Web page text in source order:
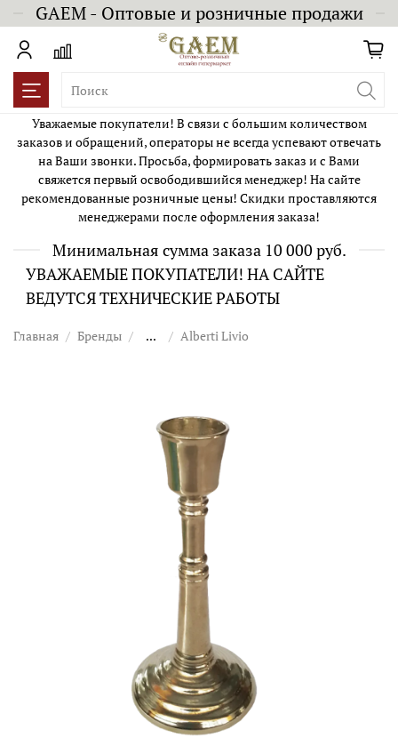
GAEM - Оптовые и розничные продажи
Уважаемые покупатели! В связи с большим количеством
заказов и обращений, операторы не всегда успевают отвечать
на Ваши звонки. Просьба, формировать заказ и с Вами
свяжется первый освободившийся менеджер! На сайте
рекомендованные розничные цены! Скидки проставляются
менеджерами после оформления заказа!
Минимальная сумма заказа 10 000 руб.
УВАЖАЕМЫЕ ПОКУПАТЕЛИ! НА САЙТЕ
ВЕДУТСЯ ТЕХНИЧЕСКИЕ РАБОТЫ
Главная Бренды ... Alberti Livio